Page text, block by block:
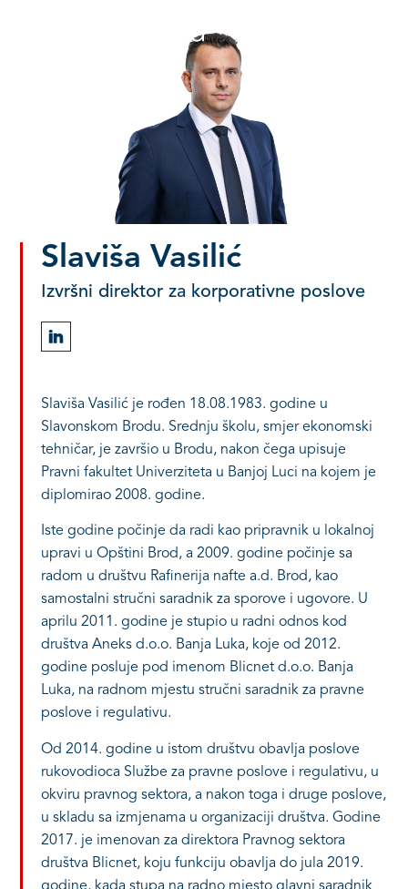
Slaviša Vasilić
Izvršni direktor za korporativne poslove
Slaviša Vasilić je rođen 18.08.1983. godine u
Slavonskom Brodu. Srednju školu, smjer ekonomski
tehničar, je završio u Brodu, nakon čega upisuje
Pravni fakultet Univerziteta u Banjoj Luci na kojem je
diplomirao 2008. godine.
Iste godine počinje da radi kao pripravnik u lokalnoj
upravi u Opštini Brod, a 2009. godine počinje sa
radom u društvu Rafinerija nafte a.d. Brod, kao
samostalni stručni saradnik za sporove i ugovore. U
aprilu 2011. godine je stupio u radni odnos kod
društva Aneks d.o.o. Banja Luka, koje od 2012.
godine posluje pod imenom Blicnet d.o.o. Banja
Luka, na radnom mjestu stručni saradnik za pravne
poslove i regulativu.
Od 2014. godine u istom društvu obavlja poslove
rukovodioca Službe za pravne poslove i regulativu, u
okviru pravnog sektora, a nakon toga i druge poslove,
u skladu sa izmjenama u organizaciji društva. Godine
2017. je imenovan za direktora Pravnog sektora
društva Blicnet, koju funkciju obavlja do jula 2019.
godine, kada stupa na radno mjesto glavni saradnik